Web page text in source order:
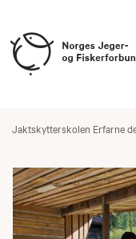
Jaktskytterskolen Erfarne